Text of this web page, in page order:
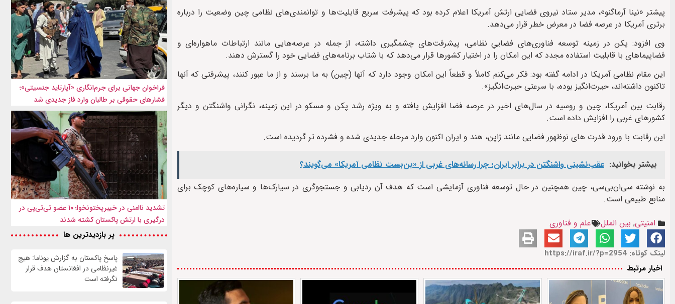
پیشتر «نینا آرماگنو»، مدیر ستاد نیروی فضایی ارتش آمریکا اعلام کرده بود که پیشرفت سریع قابلیت‌ها و توانمندی‌های نظامی چین وضعیت را درباره
برتری آمریکا در عرصه فضا در معرض خطر قرار می‌دهد.
وی افزود: پکن در زمینه توسعه فناوری‌های فضاییِ نظامی، پیشرفت‌های چشمگیری داشته، از جمله در عرصه‌هایی مانند ارتباطات ماهواره‌ای و
فضاپیماهای با قابلیت استفاده مجدد که این امکان را در اختیار کشورها قرار می‌دهد که با شتاب برنامه‌های فضایی خود را گسترش دهند.
این مقام نظامی آمریکا در ادامه گفته بود: فکر می‌کنم کاملاً و قطعاً این امکان وجود دارد که آنها (چین) به ما برسند و از ما عبور کنند، پیشرفتی که آنها
تاکنون داشته‌اند، حیرت‌انگیز بوده، با سرعتی حیرت‌انگیز».
رقابت بین آمریکا، چین و روسیه در سال‌های اخیر در عرصه فضا افزایش یافته و به ویژه رشد پکن و مسکو در این زمینه، نگرانی واشنگتن و دیگر
کشورهای غربی را افزایش داده است.
این رقابت با ورود قدرت های نوظهور فضایی مانند ژاپن، هند و ایران اکنون وارد مرحله جدیدی شده و فشرده تر گردیده است.
بیشتر بخوانید: عقب‌نشینی واشنگتن در برابر ایران؛ چرا رسانه‌های غربی از «بن‌بست نظامی آمریکا» می‌گویند؟
به نوشته سی‌ان‌بی‌سی، چین همچنین در حال توسعه فناوری آزمایشی است که هدف آن ردیابی و جستجوگری در سیارک‌ها و سیاره‌های کوچک برای
منابع طبیعی است.
امنیتی, بین الملل علم و فناوری
لینک کوتاه: https://iraf.ir/?p=2954
اخبار مرتبط
فراخوان جهانی برای جرم‌انگاری «آپارتاید جنسیتی»؛
فشارهای حقوقی بر طالبان وارد فاز جدیدی شد
تشدید ناامنی در خیبرپختونخوا؛ ۱۰ عضو تی‌تی‌پی در
درگیری با ارتش پاکستان کشته شدند
پر بازدیدترین ها
پاسخ پاکستان به گزارش یوناما: هیچ
غیرنظامی در افغانستان هدف قرار
نگرفته است